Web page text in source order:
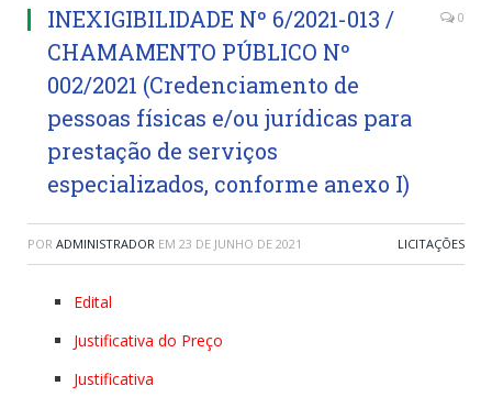
INEXIGIBILIDADE Nº 6/2021-013 /
CHAMAMENTO PÚBLICO Nº
002/2021 (Credenciamento de
pessoas físicas e/ou jurídicas para
prestação de serviços
especializados, conforme anexo I)
0
POR ADMINISTRADOR EM 23 DE JUNHO DE 2021 LICITAÇÕES
Edital
Justificativa do Preço
Justificativa